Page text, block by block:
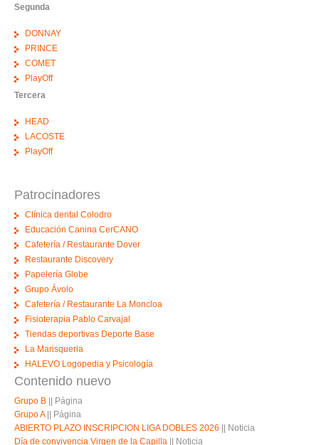
Segunda
DONNAY
PRINCE
COMET
PlayOff
Tercera
HEAD
LACOSTE
PlayOff
Patrocinadores
Clínica dental Colodro
Educación Canina CerCANO
Cafetería / Restaurante Dover
Restaurante Discovery
Papelería Globe
Grupo Ávolo
Cafetería / Restaurante La Moncloa
Fisioterapia Pablo Carvajal
Tiendas deportivas Deporte Base
La Marisqueria
HALEVO Logopedia y Psicología
Contenido nuevo
Grupo B
Página
Grupo A
Página
ABIERTO PLAZO INSCRIPCION LIGA DOBLES 2026
Noticia
Día de convivencia Virgen de la Capilla
Noticia